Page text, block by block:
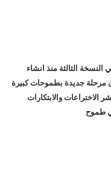
الثالثة منذ انشاء
موهوبون مرحلة جديدة بطموحات كبيرة
والابتكارات
طموح